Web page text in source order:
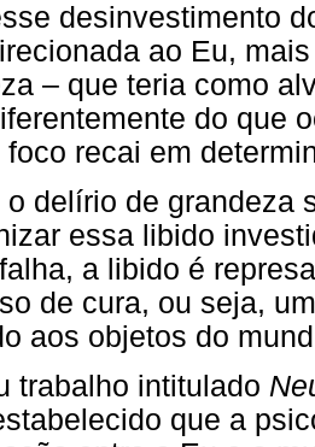
desinvestimento
ao Eu,
– que teria como
do que
foco recai em
delírio de grandeza
essa libido
a libido é
de cura, ou seja,
aos objetos do
trabalho intitulado
que a